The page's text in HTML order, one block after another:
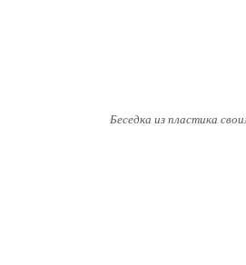
Беседка из пластика